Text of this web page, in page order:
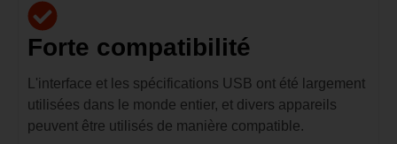
Forte compatibilité
L'interface et les spécifications USB ont été largement
utilisées dans le monde entier, et divers appareils
peuvent être utilisés de manière compatible.